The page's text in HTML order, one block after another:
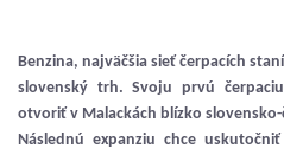
Benzina, najväčšia sieť čerpacích
slovenský trh. Svoju prvú
otvoriť v Malackách blízko
Následnú expanziu chce